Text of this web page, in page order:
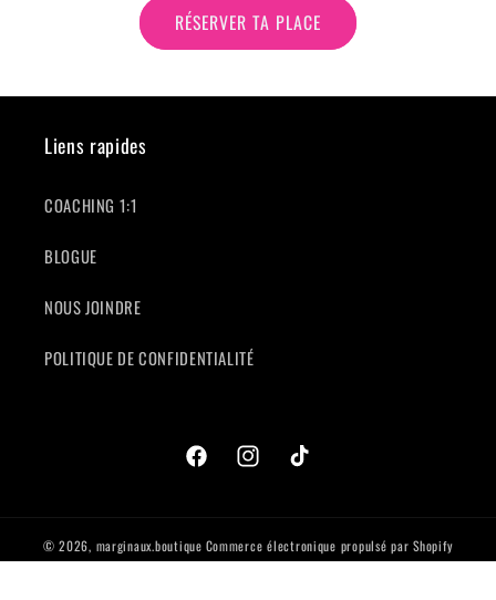
RÉSERVER TA PLACE
Liens rapides
COACHING 1:1
BLOGUE
NOUS JOINDRE
POLITIQUE DE CONFIDENTIALITÉ
FacebookInstagramTikTok
© 2026, marginaux.boutique Commerce électronique propulsé par Shopify